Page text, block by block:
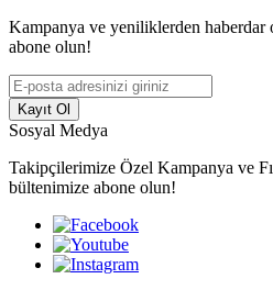
Kampanya ve yeniliklerden
abone olun!
Kayıt Ol
Sosyal Medya
Takipçilerimize Özel Kampanya ve
bültenimize abone olun!